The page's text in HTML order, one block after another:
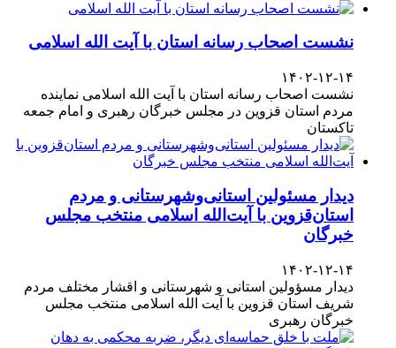
نشست اصحاب رسانه استان با آیت الله اسلامی
۱۴۰۲-۱۲-۱۴
نشست اصحاب رسانه استان با آیت الله اسلامی نماینده
مردم استان قزوین در مجلس خبرگان رهبری و امام جمعه
تاکستان
دیدار مسئولین استانی‌وشهرستانی و مردم‌
استان‌قزوین با آیت‌الله‌ اسلامی منتخب مجلس‌
خبرگان
۱۴۰۲-۱۲-۱۴
دیدار مسؤولین استانی و شهرستانی و اقشار مختلف مردم
شریف استان قزوین با آیت الله اسلامی منتخب مجلس
خبرگان رهبری